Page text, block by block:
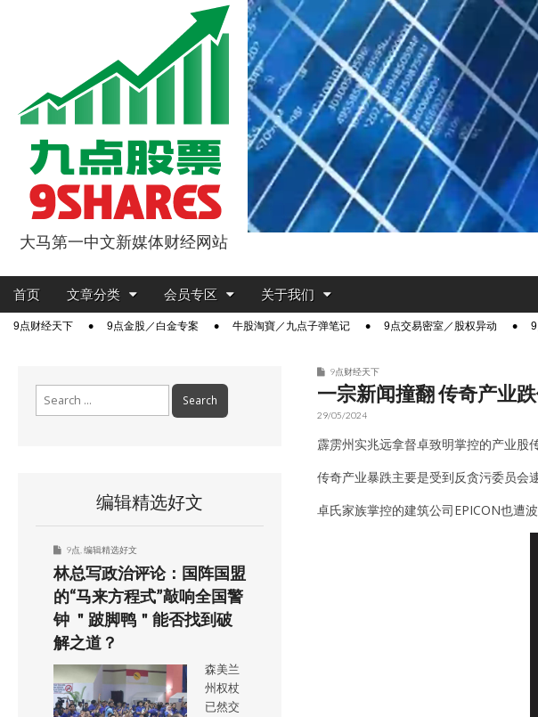
9点股票
大马第一中文新媒体财经网站
Main
Skip
content
首页 文章分类 会员专区 关于我们
Sub9点财经天下 9点金股／白金专案 牛股淘寶／九点子弹笔记 9点交易密室／股权异动
9点财经天下
一宗新闻撞翻 传奇产业
29/05/2024
霹雳州实兆远拿督卓致明掌控的产业股
传奇产业暴跌主要是受到反贪污委员会
卓氏家族掌控的建筑公司EPICON也遭
编辑精选好文
9点 编辑精选好文
林总写政治评论：国阵国盟
的“马来方程式”敲响全国警
钟 ＂跛脚鸭＂能否找到破
解之道？
森美兰
州权杖
已然交